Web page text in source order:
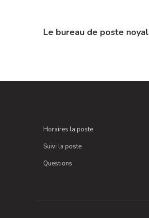
Le bureau de poste
Horaires la poste
Suivi la poste
Questions